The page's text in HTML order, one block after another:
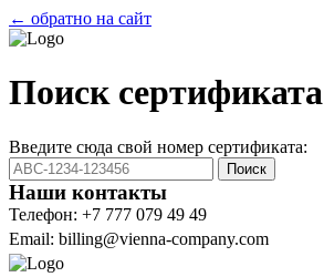
← обратно на сайт
Поиск сертификата
Введите сюда свой номер сертификата:
Поиск
Наши контакты
Телефон: +7 777 079 49 49
Email: billing@vienna-company.com